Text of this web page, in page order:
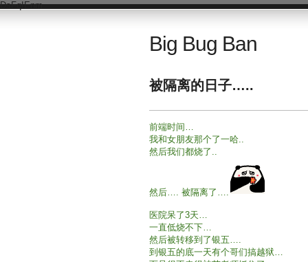
DsFqIEnm
Big Bug Ban
被隔离的日子…..
前端时间…
我和女朋友那个了一哈..
然后我们都烧了..
然后…. 被隔离了….
医院呆了3天…
一直低烧不下…
然后被转移到了银五….
到银五的底一天有个哥们搞越狱…